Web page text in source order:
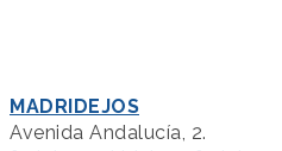
MADRIDEJOS
Avenida Andalucía, 2.